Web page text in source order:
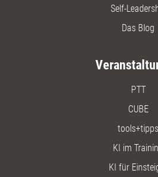
Self-
Das Blog
PTT
CUBE
tools+tipps
KI im
KI für